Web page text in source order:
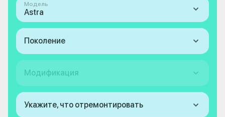
Модель
Astra
Поколение
Модификация
Укажите, что отремонтировать